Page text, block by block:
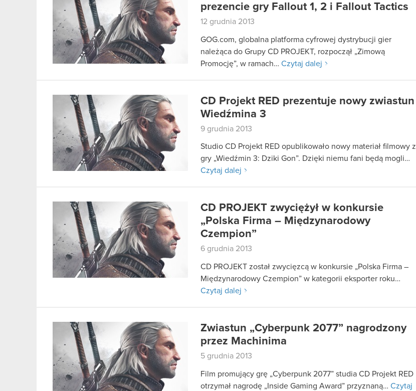
prezencie gry Fallout 1, 2 i Fallout Tactics
12 grudnia 2013
GOG.com, globalna platforma cyfrowej dystrybucji gier
należąca do Grupy CD PROJEKT, rozpoczął „Zimową
Promocję”, w ramach… Czytaj dalej
CD Projekt RED prezentuje nowy zwiastun
Wiedźmina 3
9 grudnia 2013
Studio CD Projekt RED opublikowało nowy materiał filmowy z
gry „Wiedźmin 3: Dziki Gon”. Dzięki niemu fani będą mogli…
Czytaj dalej
CD PROJEKT zwyciężył w konkursie
„Polska Firma – Międzynarodowy
Czempion”
6 grudnia 2013
CD PROJEKT został zwycięzcą w konkursie „Polska Firma –
Międzynarodowy Czempion” w kategorii eksporter roku…
Czytaj dalej
Zwiastun „Cyberpunk 2077” nagrodzony
przez Machinima
5 grudnia 2013
Film promujący grę „Cyberpunk 2077” studia CD Projekt RED
otrzymał nagrodę „Inside Gaming Award” przyznaną… Czytaj